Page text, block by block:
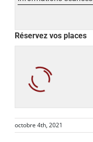
Réservez vos places
octobre 4th, 2021